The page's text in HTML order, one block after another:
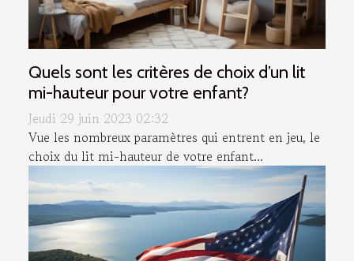
Quels sont les critères de choix d’un lit
mi-hauteur pour votre enfant?
Jeudi 29 juin 2023 02:32
Vue les nombreux paramètres qui entrent en jeu, le
choix du lit mi-hauteur de votre enfant...